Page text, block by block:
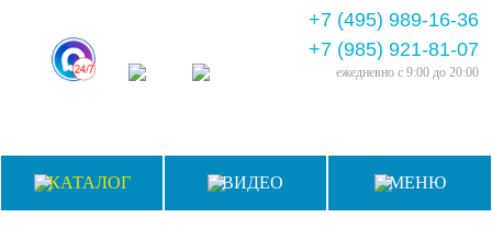
+7 (495) 989-16-36
+7 (985) 921-81-07
ежедневно с 9:00 до 20:00
КАТАЛОГ ВИДЕО МЕНЮ